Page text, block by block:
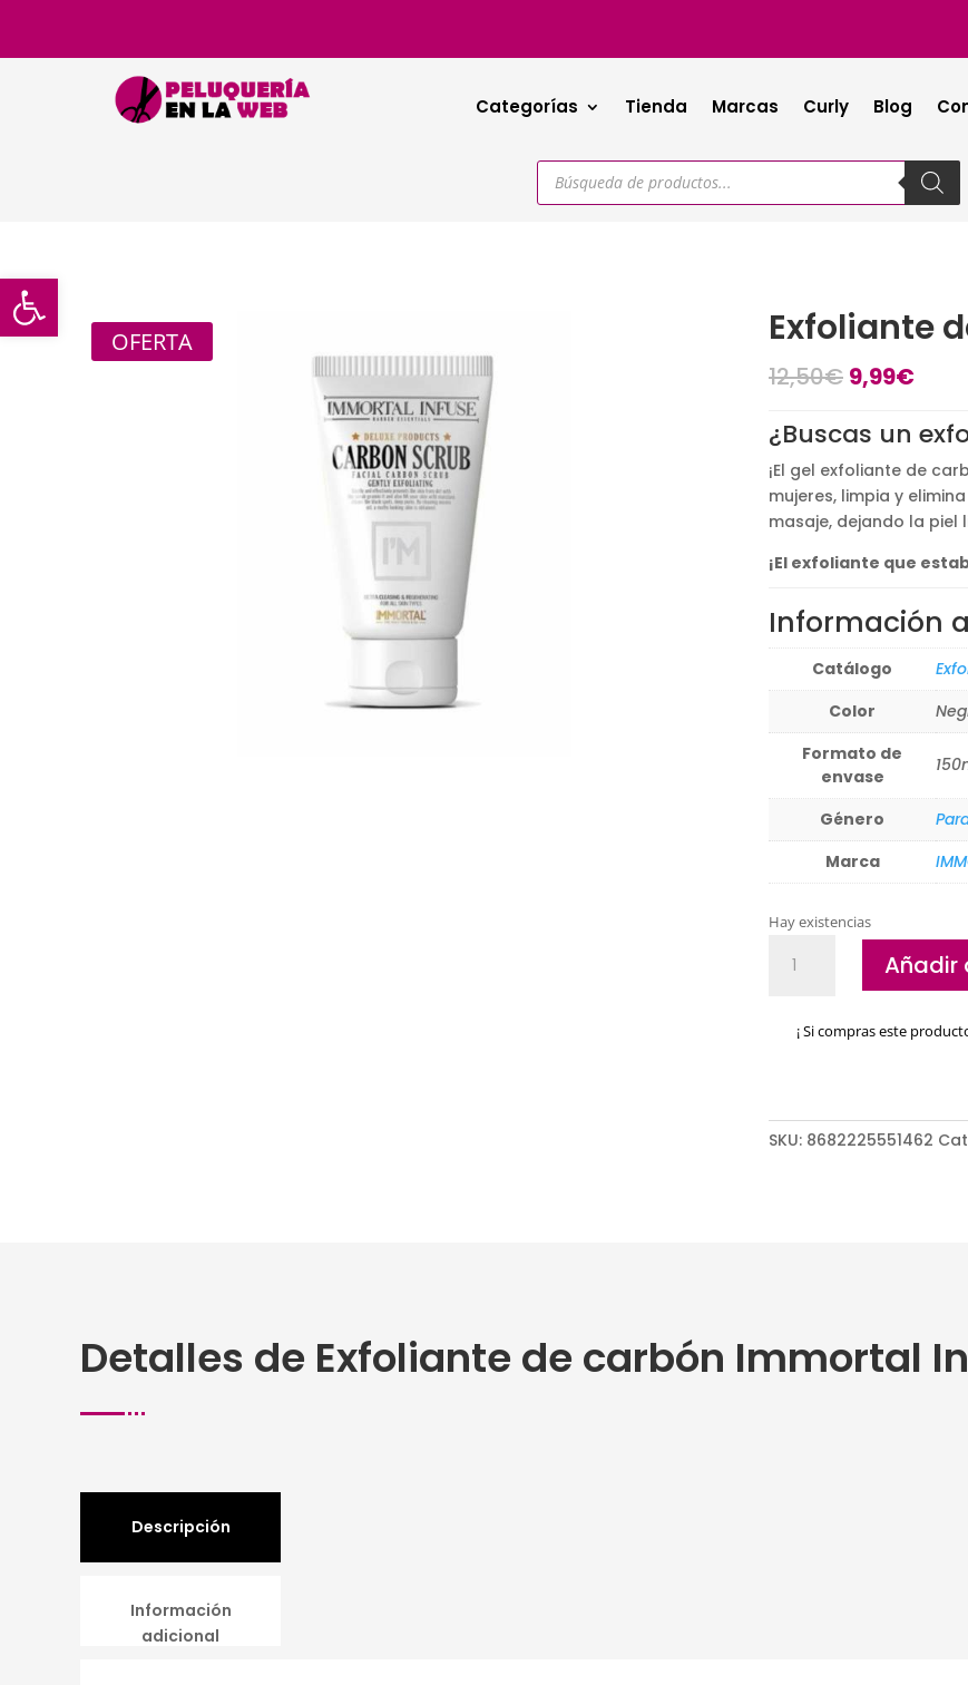
Categorías Tienda Marcas Curly Blog
Búsqueda
productos
OFERTA Exfoliante
12,50€ El
original
era:
12,50€.
9,99€El
es:
¿Buscas un
¡El gel exfoliante de
mujeres, limpia y
masaje, dejando la piel
¡El exfoliante que
Información
Catálogo
Color
Formato de
envase
Género
Marca
Hay existencias
Immortal
Añadir
¡ Si compras este
SKU: 8682225551462
Detalles de Exfoliante de carbón Immortal
Descripción
Información
adicional
Abrir barra de herramientas